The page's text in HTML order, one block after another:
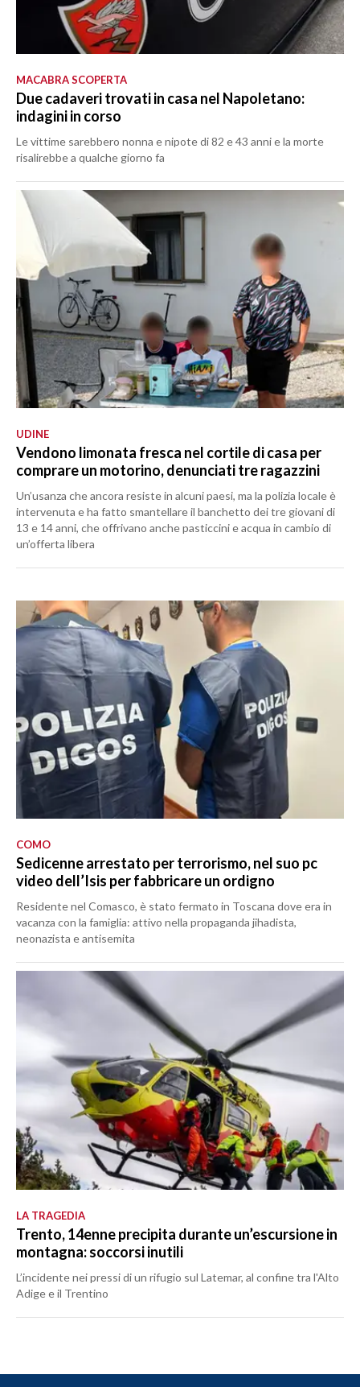
MACABRA SCOPERTA
Due cadaveri trovati in casa nel Napoletano:
indagini in corso
Le vittime sarebbero nonna e nipote di 82 e 43 anni e la morte
risalirebbe a qualche giorno fa
UDINE
Vendono limonata fresca nel cortile di casa per
comprare un motorino, denunciati tre ragazzini
Un’usanza che ancora resiste in alcuni paesi, ma la polizia locale è
intervenuta e ha fatto smantellare il banchetto dei tre giovani di
13 e 14 anni, che offrivano anche pasticcini e acqua in cambio di
un’offerta libera
COMO
Sedicenne arrestato per terrorismo, nel suo pc
video dell’Isis per fabbricare un ordigno
Residente nel Comasco, è stato fermato in Toscana dove era in
vacanza con la famiglia: attivo nella propaganda jihadista,
neonazista e antisemita
LA TRAGEDIA
Trento, 14enne precipita durante un’escursione in
montagna: soccorsi inutili
L’incidente nei pressi di un rifugio sul Latemar, al confine tra l'Alto
Adige e il Trentino